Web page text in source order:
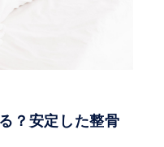
？安定した整骨